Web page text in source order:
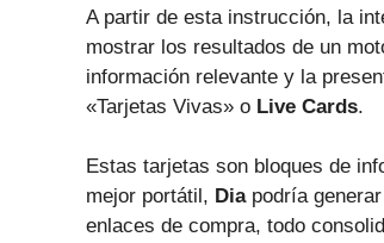
A partir de esta instrucción, la
mostrar los resultados de un
información relevante y la
«Tarjetas Vivas» o Live Cards.
Estas tarjetas son bloques de
mejor portátil, Diapodría
enlaces de compra, todo